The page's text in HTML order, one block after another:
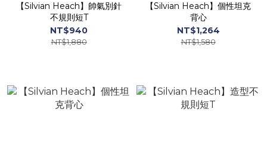
【Silvian Heach】帥氣別針
不規則短T
NT$940
NT$1,880
【Silvian Heach】個性坦克
背心
NT$1,264
NT$1,580